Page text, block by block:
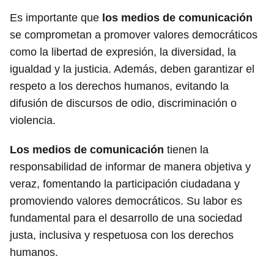
Es importante que los medios de comunicación
se comprometan a promover valores democráticos
como la libertad de expresión, la diversidad, la
igualdad y la justicia. Además, deben garantizar el
respeto a los derechos humanos, evitando la
difusión de discursos de odio, discriminación o
violencia.
Los medios de comunicación tienen la
responsabilidad de informar de manera objetiva y
veraz, fomentando la participación ciudadana y
promoviendo valores democráticos. Su labor es
fundamental para el desarrollo de una sociedad
justa, inclusiva y respetuosa con los derechos
humanos.